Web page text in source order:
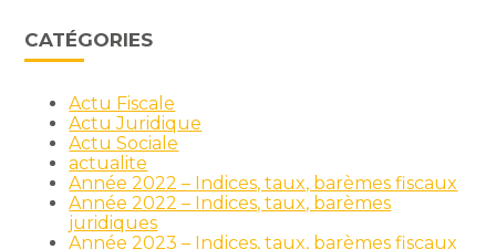
CATÉGORIES
Actu Fiscale
Actu Juridique
Actu Sociale
actualite
Année 2022 – Indices, taux, barèmes fiscaux
Année 2022 – Indices, taux, barèmes
juridiques
Année 2023 – Indices, taux, barèmes fiscaux